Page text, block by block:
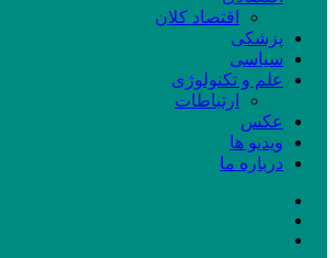
اقتصاد کلان
پزشکی
سیاسی
علم و تکنولوژی
ارتباطات
عکس
ویدیو ها
درباره ما